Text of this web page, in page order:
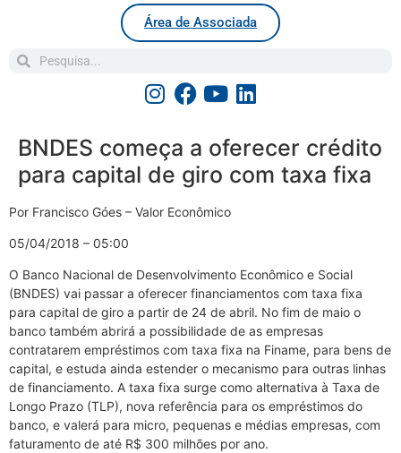
Área de Associada
BNDES começa a oferecer crédito
para capital de giro com taxa fixa
Por Francisco Góes – Valor Econômico
05/04/2018 – 05:00
O Banco Nacional de Desenvolvimento Econômico e Social
(BNDES) vai passar a oferecer financiamentos com taxa fixa
para capital de giro a partir de 24 de abril. No fim de maio o
banco também abrirá a possibilidade de as empresas
contratarem empréstimos com taxa fixa na Finame, para bens de
capital, e estuda ainda estender o mecanismo para outras linhas
de financiamento. A taxa fixa surge como alternativa à Taxa de
Longo Prazo (TLP), nova referência para os empréstimos do
banco, e valerá para micro, pequenas e médias empresas, com
faturamento de até R$ 300 milhões por ano.